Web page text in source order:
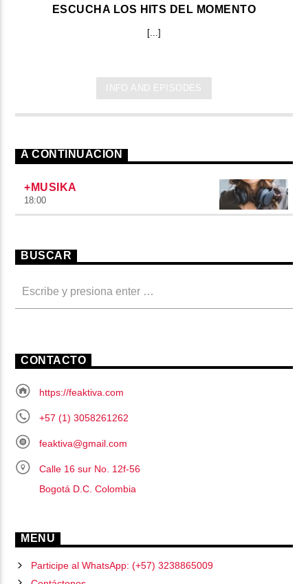
ESCUCHA LOS HITS DEL MOMENTO
[...]
INFO AND EPISODES
A CONTINUACIÓN
+MUSIKA
18:00
BUSCAR
CONTACTO
https://feaktiva.com
+57 (1) 3058261262
feaktiva@gmail.com
Calle 16 sur No. 12f-56
Bogotá D.C. Colombia
MENU
Participe al WhatsApp: (+57) 3238865009